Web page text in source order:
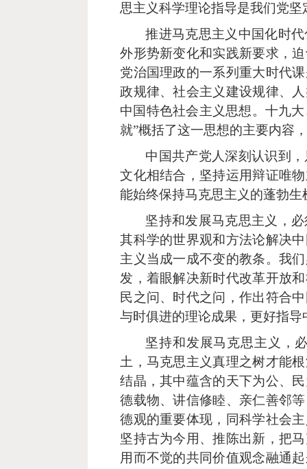
思主义科学理论指导是我们党
推进马克思主义中国化时
外形势新变化和实践新要求，
党治国理政的一系列重大时代
政规律、社会主义建设规律、
中国特色社会主义思想。十九
就”概括了这一思想的主要内容
中国共产党人深刻认识到
文化相结合，坚持运用辩证唯
能始终保持马克思主义的蓬勃生
坚持和发展马克思主义，
其科学的世界观和方法论解决
主义当成一成不变的教条。我
发，着眼解决新时代改革开放
民之问、时代之问，作出符合
与时俱进的理论成果，更好指导
坚持和发展马克思主义，
土，马克思主义真理之树才能
结晶，其中蕴含的天下为公、
德载物、讲信修睦、亲仁善邻
德观的重要体现，同科学社会
坚持古为今用、推陈出新，把
用而不觉的共同价值观念融通